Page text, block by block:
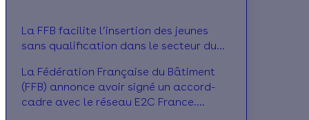
La FFB facilite l’insertion des jeunes
sans qualification dans le secteur du
La Fédération Française du Bâtiment
(FFB) annonce avoir signé un accord-
cadre avec le réseau E2C France.